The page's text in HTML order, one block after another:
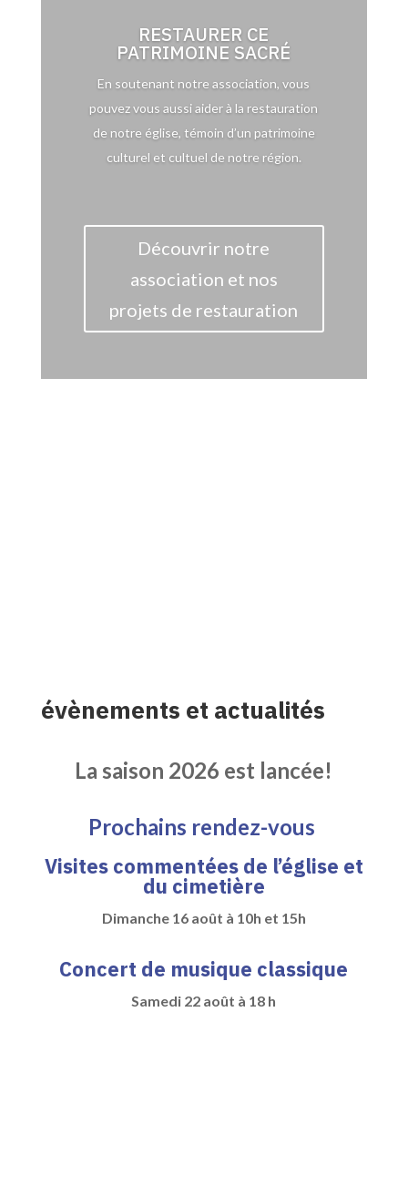
RESTAURER CE
PATRIMOINE SACRÉ
En soutenant notre association, vous
pouvez vous aussi aider à la restauration
de notre église, témoin d’un patrimoine
culturel et cultuel de notre région.
Découvrir notre
association et nos
projets de restauration
évènements et actualités
La saison 2026 est lancée!
Prochains rendez-vous
Visites commentées de l’église et
du cimetière
Dimanche 16 août à 10h et 15h
Concert de musique classique
Samedi 22 août à 18 h